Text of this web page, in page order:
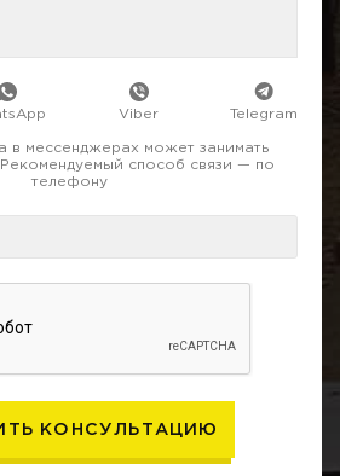
Viber Telegram
в мессенджерах может занимать
способ связи — по
телефону